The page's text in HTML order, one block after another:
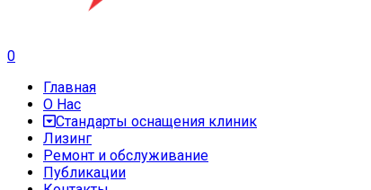
0
Главная
О Нас
Стандарты оснащения клиник
Лизинг
Ремонт и обслуживание
Публикации